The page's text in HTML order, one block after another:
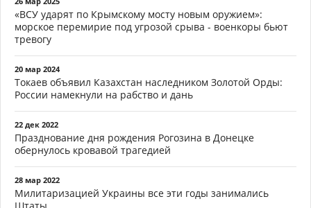
«ВСУ ударят по Крымскому мосту новым оружием»:
морское перемирие под угрозой срыва - военкоры бьют
тревогу
20 мар 2024
Токаев объявил Казахстан наследником Золотой Орды:
России намекнули на рабство и дань
22 дек 2022
Празднование дня рождения Рогозина в Донецке
обернулось кровавой трагедией
28 мар 2022
Милитаризацией Украины все эти годы занимались